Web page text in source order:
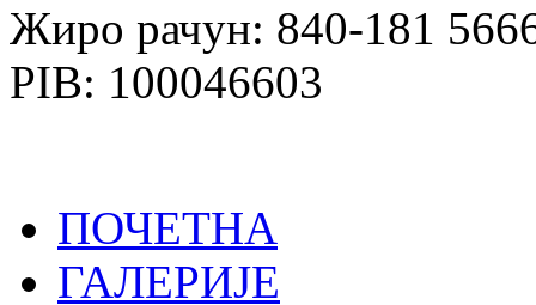
Жиро рачун: 840-181
PIB: 100046603
ПОЧЕТНА
ГАЛЕРИЈЕ